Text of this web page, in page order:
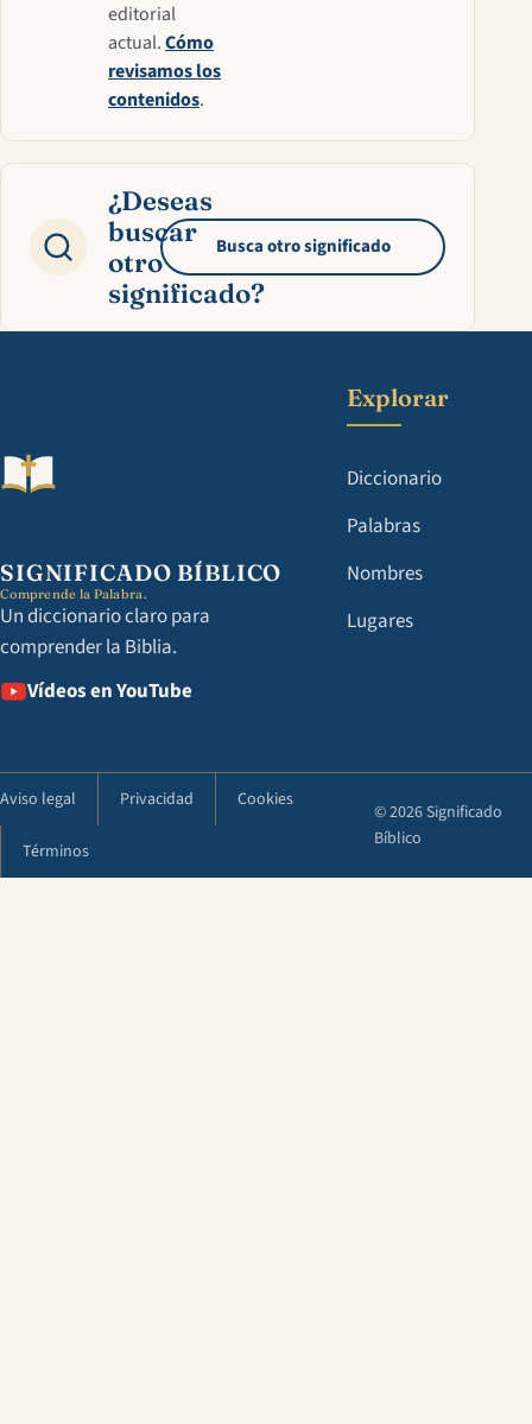
editorial
actual.Cómo
revisamos los
contenidos.
¿Deseas
buscar
otro
significado?
Busca otro significado
SIGNIFICADO BÍBLICO
Comprende la Palabra.
Un diccionario claro para
comprender la Biblia.
Vídeos en YouTube
Explorar
Diccionario
Palabras
Nombres
Lugares
Aviso legal Privacidad Cookies
Términos
© 2026 Significado
Bíblico